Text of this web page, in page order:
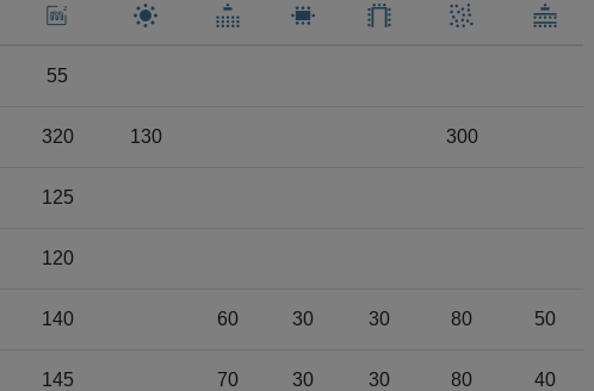
55
320 130 300
125
120
140 60 30 30 80 50
145 70 30 30 80 40